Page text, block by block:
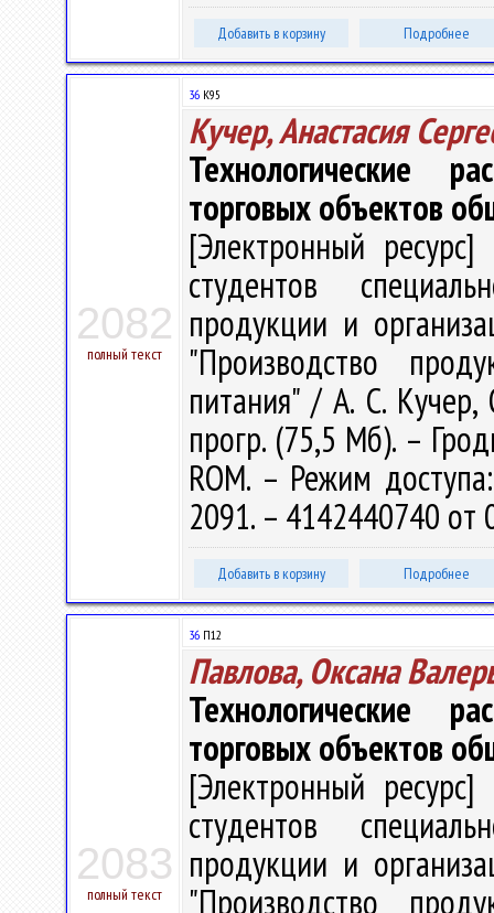
Добавить в корзину Подробнее
2082
полный текст
36 К95
Кучер, Анастасия
Технологические
торговых объектов
[Электронный
студентов
продукции и
"Производство
питания" / А. С. Кучер,
прогр. (75,5 Мб). –
ROM. – Режим
2091. – 4142440740 от
Добавить в корзину Подробнее
2083
полный текст
36 П12
Павлова, Оксана
Технологические
торговых объектов
[Электронный
студентов
продукции и
"Производство